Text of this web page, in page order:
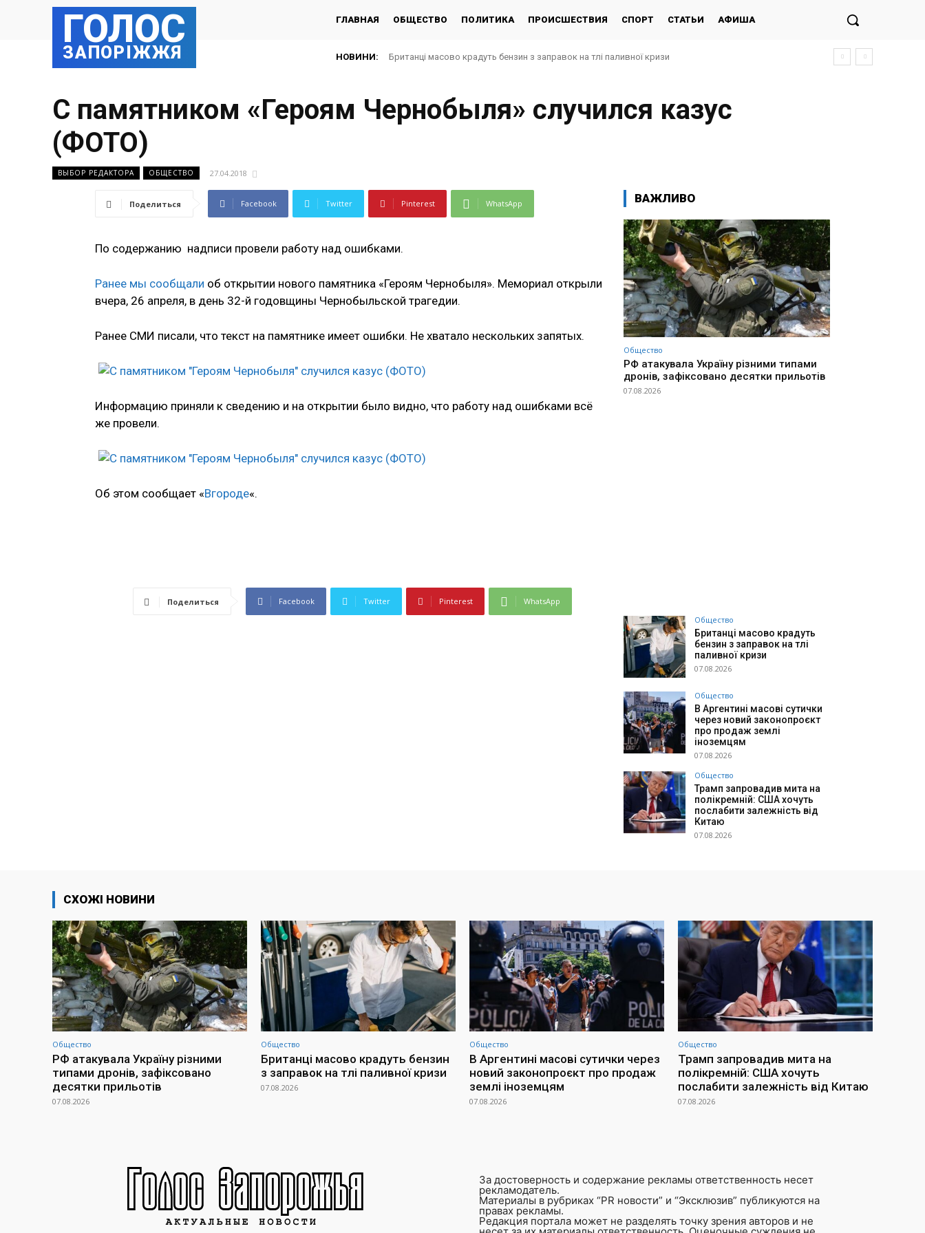
ГОЛОС
ЗАПОРІЖЖЯ
ГЛАВНАЯ ОБЩЕСТВО ПОЛИТИКА ПРОИСШЕСТВИЯ СПОРТ СТАТЬИ АФИША
НОВИНИ: Британці масово крадуть бензин з заправок на тлі паливної кризи
С памятником «Героям Чернобыля» случился казус
(ФОТО)
ВЫБОР РЕДАКТОРА ОБЩЕСТВО 27.04.2018
Поделиться Facebook Twitter Pinterest WhatsApp
По содержанию надписи провели работу над ошибками.
Ранее мы сообщали об открытии нового памятника «Героям Чернобыля». Мемориал открыли
вчера, 26 апреля, в день 32-й годовщины Чернобыльской трагедии.
Ранее СМИ писали, что текст на памятнике имеет ошибки. Не хватало нескольких запятых.
Информацию приняли к сведению и на открытии было видно, что работу над ошибками всё
же провели.
Об этом сообщает «Вгороде«.
Поделиться Facebook Twitter Pinterest WhatsApp
ВАЖЛИВО
Общество
РФ атакувала Україну різними типами
дронів, зафіксовано десятки прильотів
07.08.2026
Общество
Британці масово крадуть
бензин з заправок на тлі
паливної кризи
07.08.2026
Общество
В Аргентині масові сутички
через новий законопроєкт
про продаж землі
іноземцям
07.08.2026
Общество
Трамп запровадив мита на
полікремній: США хочуть
послабити залежність від
Китаю
07.08.2026
СХОЖІ НОВИНИ
Общество
РФ атакувала Україну різними
типами дронів, зафіксовано
десятки прильотів
07.08.2026
Общество
Британці масово крадуть бензин
з заправок на тлі паливної кризи
07.08.2026
Общество
В Аргентині масові сутички через
новий законопроєкт про продаж
землі іноземцям
07.08.2026
Общество
Трамп запровадив мита на
полікремній: США хочуть
послабити залежність від Китаю
07.08.2026
За достоверность и содержание рекламы ответственность несет
рекламодатель.
Материалы в рубриках “PR новости” и “Эксклюзив” публикуются на
правах рекламы.
Редакция портала может не разделять точку зрения авторов и не